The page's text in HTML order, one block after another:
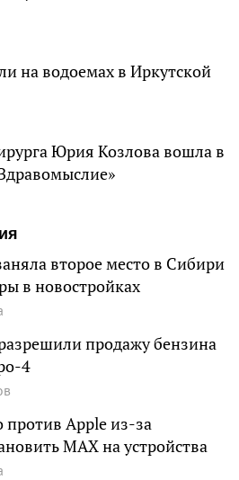
на водоемах в Иркутской
Юрия Козлова вошла в
второе место в Сибири
в новостройках
продажу бензина
4
Apple из-за
MAX на устройства